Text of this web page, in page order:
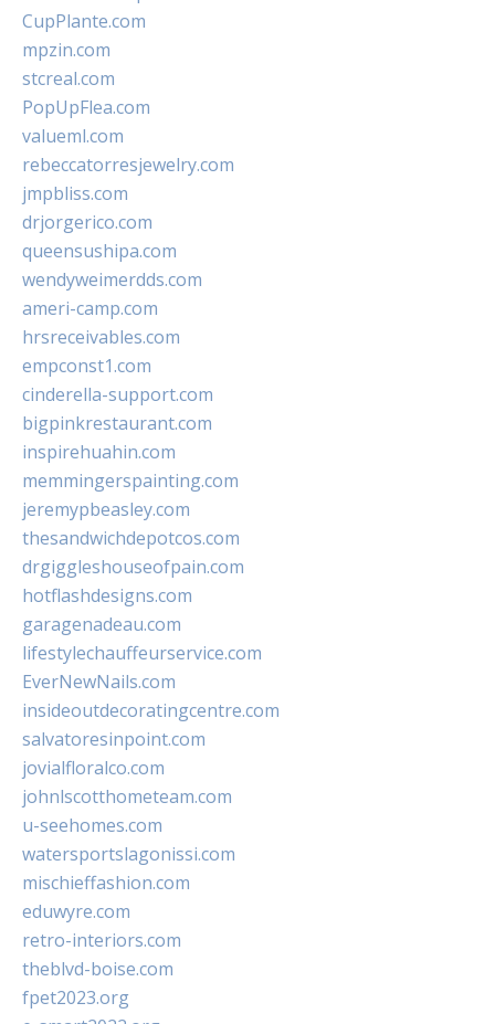
CupPlante.com
mpzin.com
stcreal.com
PopUpFlea.com
valueml.com
rebeccatorresjewelry.com
jmpbliss.com
drjorgerico.com
queensushipa.com
wendyweimerdds.com
ameri-camp.com
hrsreceivables.com
empconst1.com
cinderella-support.com
bigpinkrestaurant.com
inspirehuahin.com
memmingerspainting.com
jeremypbeasley.com
thesandwichdepotcos.com
drgiggleshouseofpain.com
hotflashdesigns.com
garagenadeau.com
lifestylechauffeurservice.com
EverNewNails.com
insideoutdecoratingcentre.com
salvatoresinpoint.com
jovialfloralco.com
johnlscotthometeam.com
u-seehomes.com
watersportslagonissi.com
mischieffashion.com
eduwyre.com
retro-interiors.com
theblvd-boise.com
fpet2023.org